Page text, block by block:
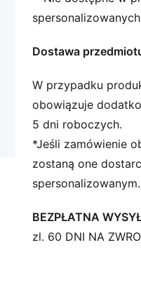
Zapięcie: Zapięcie
Długość: Krótka
Charakterystyczne
Dostawa
W przypadku
obowiązuje
5 dni roboczych.
*Jeśli zamówienie
zostaną one
spersonalizowanym.
BEZPŁATNA
zl. 60 DNI NA